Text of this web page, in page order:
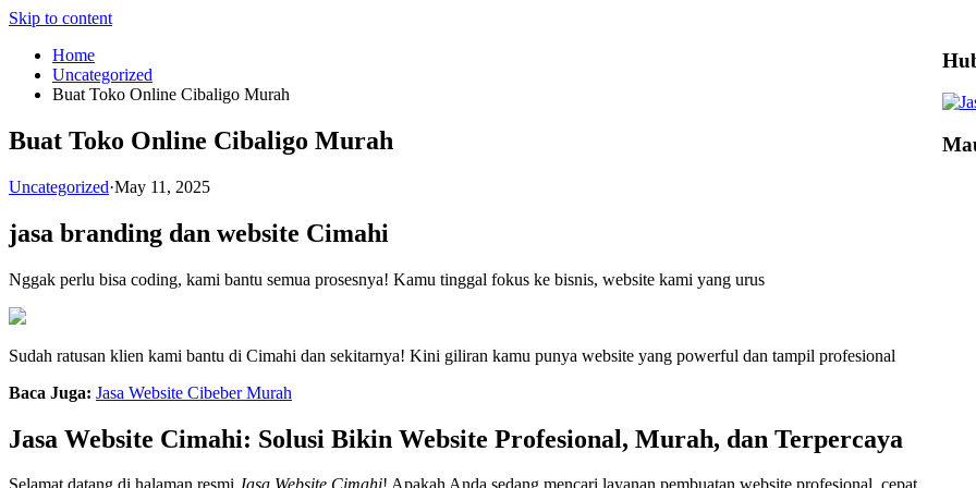
Skip to content
Home
Uncategorized
Buat Toko Online Cibaligo Murah
Buat Toko Online Cibaligo Murah
Uncategorized·May 11, 2025
jasa branding dan website Cimahi
Nggak perlu bisa coding, kami bantu semua prosesnya! Kamu tinggal fokus ke bisnis, website kami yang urus
Sudah ratusan klien kami bantu di Cimahi dan sekitarnya! Kini giliran kamu punya website yang powerful dan tampil profesional
Baca Juga: Jasa Website Cibeber Murah
Jasa Website Cimahi: Solusi Bikin Website Profesional, Murah, dan Terpercaya